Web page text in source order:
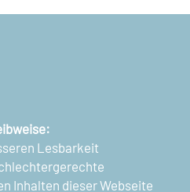
Lesbarkeit
Inhalten dieser Webseite